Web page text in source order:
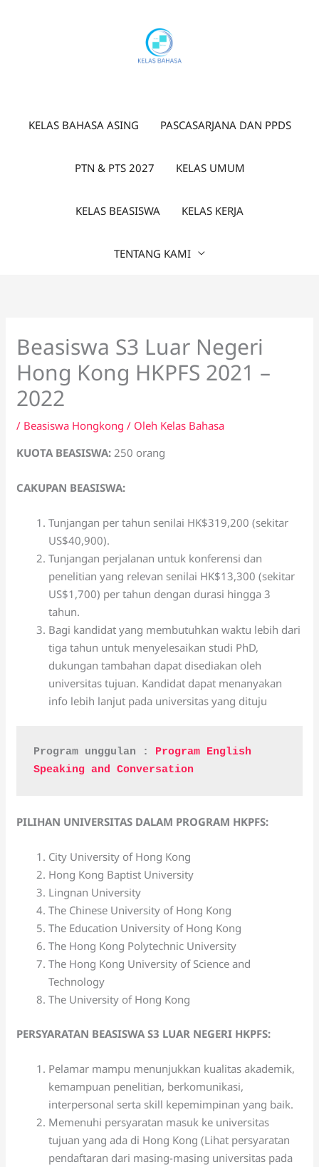
KELAS BAHASA ASING PASCASARJANA DAN PPDS
PTN & PTS 2027 KELAS UMUM
KELAS BEASISWA KELAS KERJA
TENTANG KAMI
Beasiswa S3 Luar Negeri
Hong Kong HKPFS 2021 –
2022
/ Beasiswa Hongkong / Oleh Kelas Bahasa
KUOTA BEASISWA: 250 orang
CAKUPAN BEASISWA:
Tunjangan per tahun senilai HK$319,200 (sekitar
US$40,900).
Tunjangan perjalanan untuk konferensi dan
penelitian yang relevan senilai HK$13,300 (sekitar
US$1,700) per tahun dengan durasi hingga 3
tahun.
Bagi kandidat yang membutuhkan waktu lebih dari
tiga tahun untuk menyelesaikan studi PhD,
dukungan tambahan dapat disediakan oleh
universitas tujuan. Kandidat dapat menanyakan
info lebih lanjut pada universitas yang dituju
Program unggulan : Program English
Speaking and Conversation
PILIHAN UNIVERSITAS DALAM PROGRAM HKPFS:
City University of Hong Kong
Hong Kong Baptist University
Lingnan University
The Chinese University of Hong Kong
The Education University of Hong Kong
The Hong Kong Polytechnic University
The Hong Kong University of Science and
Technology
The University of Hong Kong
PERSYARATAN BEASISWA S3 LUAR NEGERI HKPFS:
Pelamar mampu menunjukkan kualitas akademik,
kemampuan penelitian, berkomunikasi,
interpersonal serta skill kepemimpinan yang baik.
Memenuhi persyaratan masuk ke universitas
tujuan yang ada di Hong Kong (Lihat persyaratan
pendaftaran dari masing-masing universitas pada